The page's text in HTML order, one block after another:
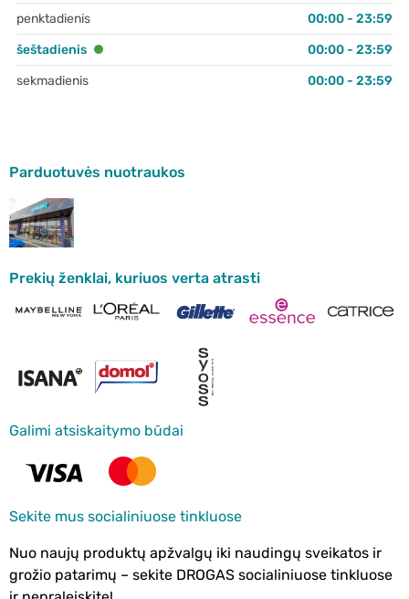
penktadienis
00:00 - 23:59
šeštadienis
00:00 - 23:59
sekmadienis
00:00 - 23:59
Parduotuvės nuotraukos
Prekių ženklai, kuriuos verta atrasti
Galimi atsiskaitymo būdai
Sekite mus socialiniuose tinkluose
Nuo naujų produktų apžvalgų iki naudingų sveikatos ir
grožio patarimų – sekite DROGAS socialiniuose tinkluose